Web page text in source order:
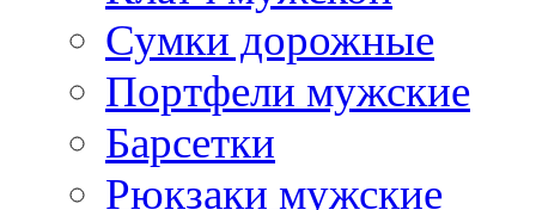
Сумки дорожные
Портфели мужские
Барсетки
Рюкзаки мужские